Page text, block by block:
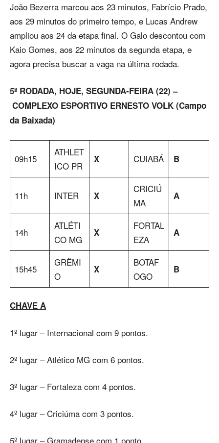
João Bezerra marcou aos 23 minutos, Fabrício Prado,
aos 29 minutos do primeiro tempo, e Lucas Andrew
ampliou aos 24 da etapa final. O Galo descontou com
Kaio Gomes, aos 22 minutos da segunda etapa, e
agora precisa buscar a vaga na última rodada.
5ª RODADA, HOJE, SEGUNDA-FEIRA (22) –
COMPLEXO ESPORTIVO ERNESTO VOLK (Campo
da Baixada)
09h15
ATHLET
ICO PR
X CUIABÁ B
11h INTER X
CRICIÚ
MA
A
14h
ATLÉTI
CO MG
X
FORTAL
EZA
A
15h45
GRÊMI
O
X
BOTAF
OGO
B
CHAVE A
1º lugar – Internacional com 9 pontos.
2º lugar – Atlético MG com 6 pontos.
3º lugar – Fortaleza com 4 pontos.
4º lugar – Criciúma com 3 pontos.
5º lugar – Gramadense com 1 ponto.